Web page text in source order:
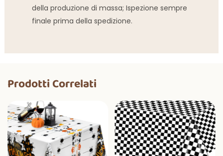
della produzione di massa; Ispezione sempre
finale prima della spedizione.
Prodotti Correlati